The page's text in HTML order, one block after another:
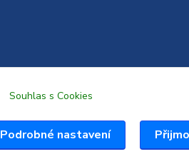
Souhlas s Cookies
Podrobné nastavení